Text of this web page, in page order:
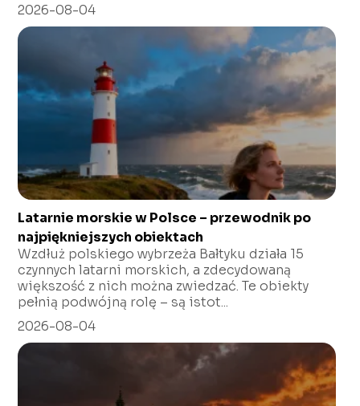
2026-08-04
Latarnie morskie w Polsce – przewodnik po
najpiękniejszych obiektach
Wzdłuż polskiego wybrzeża Bałtyku działa 15
czynnych latarni morskich, a zdecydowaną
większość z nich można zwiedzać. Te obiekty
pełnią podwójną rolę – są istot...
2026-08-04